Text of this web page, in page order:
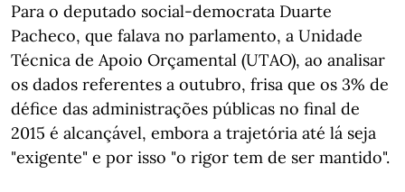
Para o deputado social-democrata Duarte
Pacheco, que falava no parlamento, a Unidade
Técnica de Apoio Orçamental (UTAO), ao analisar
os dados referentes a outubro, frisa que os 3% de
défice das administrações públicas no final de
2015 é alcançável, embora a trajetória até lá seja
"exigente" e por isso "o rigor tem de ser mantido".